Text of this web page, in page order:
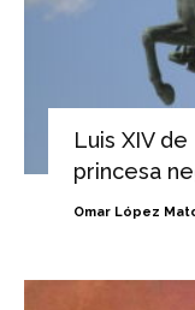
Luis XIV
princesa
Omar López